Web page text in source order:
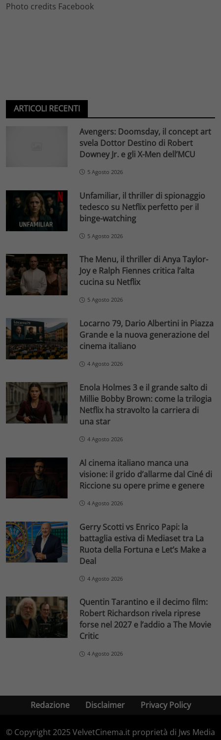
Photo credits Facebook
ARTICOLI RECENTI
Avengers: Doomsday, il concept art
svela Dottor Destino di Robert
Downey Jr. e gli X-Men dell’MCU
5 Agosto 2026
Unfamiliar, il thriller di spionaggio
tedesco su Netflix perfetto per il
binge-watching
5 Agosto 2026
The Menu, il thriller di Anya Taylor-
Joy e Ralph Fiennes critica l’alta
cucina su Netflix
5 Agosto 2026
Locarno 79, Dario Albertini in Piazza
Grande e la nuova generazione del
cinema italiano
4 Agosto 2026
Enola Holmes 3 e il grande salto di
Millie Bobby Brown: come la trilogia
Netflix ha stravolto la carriera di
una star
4 Agosto 2026
Al cinema italiano manca una
visione: il grido d’allarme dal Ciné di
Riccione su opere prime e genere
4 Agosto 2026
Gerry Scotti vs Enrico Papi: la
battaglia estiva di Mediaset tra La
Ruota della Fortuna e Let’s Make a
Deal
4 Agosto 2026
Quentin Tarantino e il decimo film:
Robert Richardson rivela riprese
forse nel 2027 e l’addio a The Movie
Critic
4 Agosto 2026
Redazione Disclaimer Privacy Policy
© Copyright 2025 VelvetCinema.it proprietà di Jws Media